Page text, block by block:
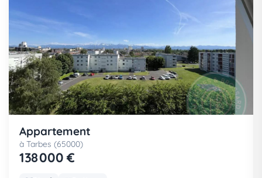
Appartement
à Tarbes (65000)
138 000 €